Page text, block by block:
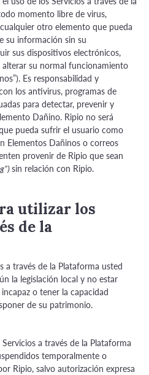
momento libre de virus,
otro elemento que pueda
su información sin su
sus dispositivos electrónicos,
su normal funcionamiento
Es responsabilidad y
los antivirus, programas de
para detectar, prevenir y
Dañino. Ripio no será
pueda sufrir el usuario como
Elementos Dañinos o correos
provenir de Ripio que sean
sin relación con Ripio.
utilizar los
de la
a través de la Plataforma usted
la legislación local y no estar
o tener la capacidad
de su patrimonio.
a través de la Plataforma
temporalmente o
Ripio, salvo autorización expresa